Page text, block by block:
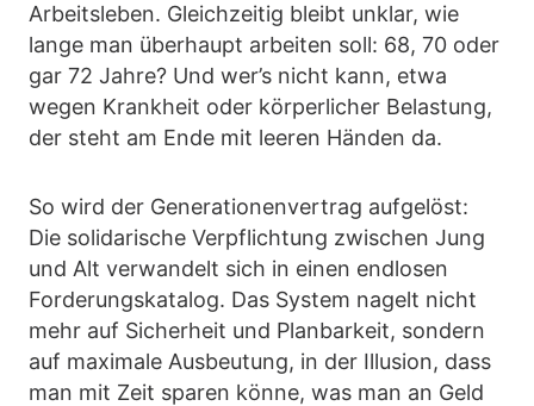
Arbeitsleben. Gleichzeitig bleibt unklar, wie
lange man überhaupt arbeiten soll: 68, 70 oder
gar 72 Jahre? Und wer’s nicht kann, etwa
wegen Krankheit oder körperlicher Belastung,
der steht am Ende mit leeren Händen da.
So wird der Generationenvertrag aufgelöst:
Die solidarische Verpflichtung zwischen Jung
und Alt verwandelt sich in einen endlosen
Forderungskatalog. Das System nagelt nicht
mehr auf Sicherheit und Planbarkeit, sondern
auf maximale Ausbeutung, in der Illusion, dass
man mit Zeit sparen könne, was man an Geld